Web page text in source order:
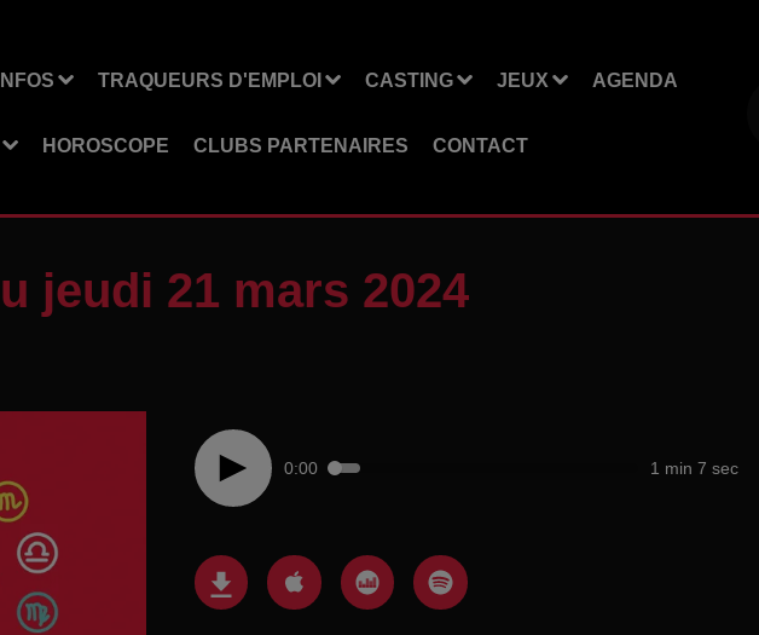
INFOS TRAQUEURS D'EMPLOI CASTING JEUX AGENDA
HOROSCOPE CLUBS PARTENAIRES CONTACT
jeudi 21 mars 2024
0:00 1 min 7 sec